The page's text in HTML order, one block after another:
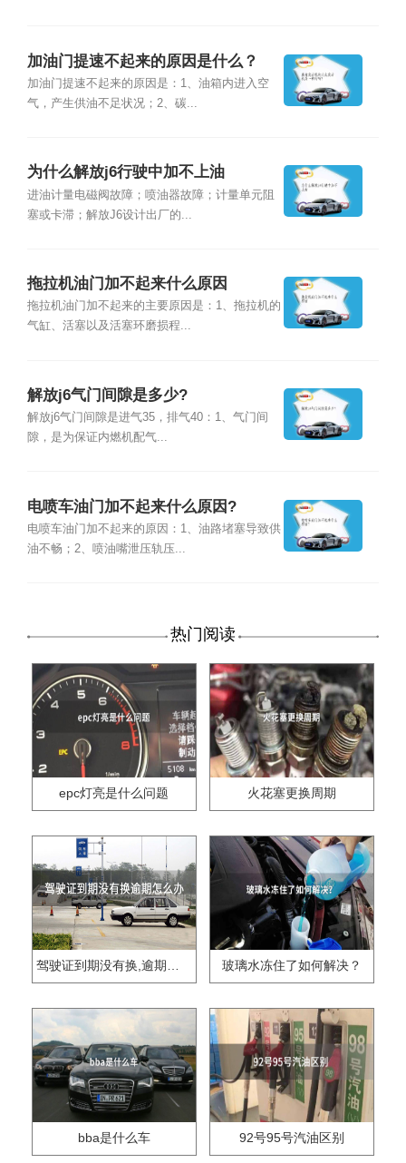
加油门提速不起来的原因是什么？
加油门提速不起来的原因是：1、油箱内进入空
气，产生供油不足状况；2、碳...
为什么解放j6行驶中加不上油
进油计量电磁阀故障；喷油器故障；计量单元阻
塞或卡滞；解放J6设计出厂的...
拖拉机油门加不起来什么原因
拖拉机油门加不起来的主要原因是：1、拖拉机的
气缸、活塞以及活塞环磨损程...
解放j6气门间隙是多少?
解放j6气门间隙是进气35，排气40：1、气门间
隙，是为保证内燃机配气...
电喷车油门加不起来什么原因?
电喷车油门加不起来的原因：1、油路堵塞导致供
油不畅；2、喷油嘴泄压轨压...
热门阅读
epc灯亮是什么问题 火花塞更换周期
驾驶证到期没有换,逾期怎么办?? 玻璃水冻住了如何解决？
bba是什么车 92号95号汽油区别